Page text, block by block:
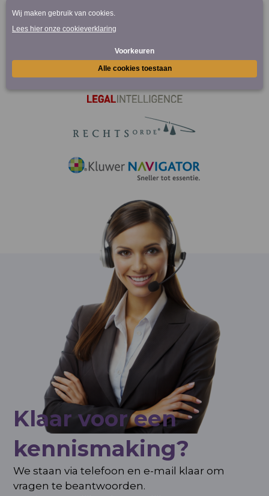
Klaar voor een
kennismaking?
We staan via telefoon en e-mail klaar om
vragen te beantwoorden.